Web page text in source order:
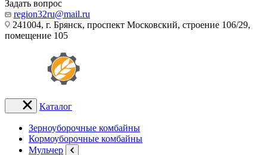
Задать вопрос
region32ru@mail.ru
241004, г. Брянск, проспект Московский, строение 106/29,
помещение 105
Каталог
Зерноуборочные комбайны
Кормоуборочные комбайны
Мульчер